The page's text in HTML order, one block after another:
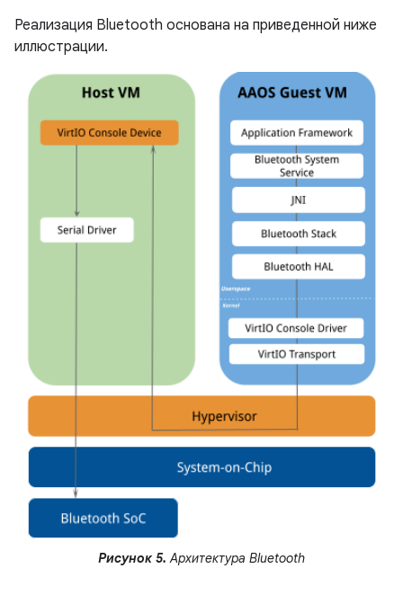
Реализация Bluetooth основана на приведенной ниже
иллюстрации.
Рисунок 5. Архитектура Bluetooth